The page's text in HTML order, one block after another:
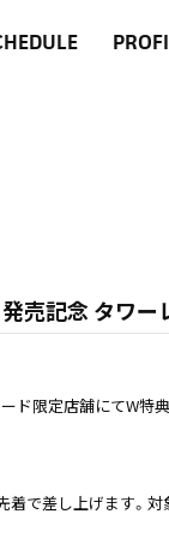
記念 タワー
ド限定店舗にてW特
で差し上げます。対